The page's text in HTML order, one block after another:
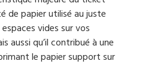
de papier utilisé au juste
vides sur vos
aussi qu’il contribué à une
le papier support sur